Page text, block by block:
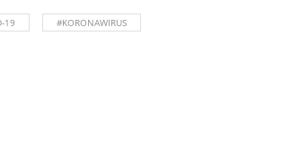
19 #KORONAWIRUS